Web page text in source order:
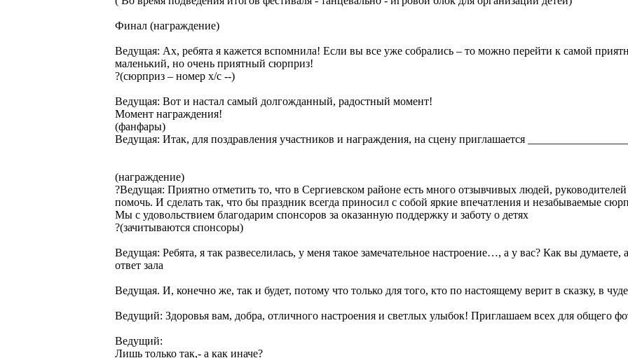
Финал (награждение)
Ведущая: Ах, ребята я кажется вспомнила! Если вы все уже собрались – то можно перейти к самой
маленький, но очень приятный сюрприз!
?(сюрприз – номер х/с --)
Ведущая: Вот и настал самый долгожданный, радостный момент!
Момент награждения!
(фанфары)
Ведущая: Итак, для поздравления участников и награждения, на сцену приглашается
(награждение)
?Ведущая: Приятно отметить то, что в Сергиевском районе есть много отзывчивых людей,
помочь. И сделать так, что бы праздник всегда приносил с собой яркие впечатления и незабываемые
Мы с удовольствием благодарим спонсоров за оказанную поддержку и заботу о детях
?(зачитываются спонсоры)
Ведущая: Ребята, я так развеселилась, у меня такое замечательное настроение…, а у вас? Как вы
ответ зала
Ведущая. И, конечно же, так и будет, потому что только для того, кто по настоящему верит в сказку, в
Ведущий: Здоровья вам, добра, отличного настроения и светлых улыбок! Приглашаем всех для общего
Ведущий:
Лишь только так,- а как иначе?